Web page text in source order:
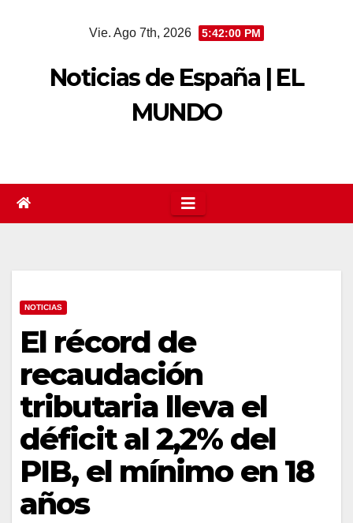
Vie. Ago 7th, 2026 5:42:00 PM
Noticias de España | EL
MUNDO
NOTICIAS
El récord de
recaudación
tributaria lleva el
déficit al 2,2% del
PIB, el mínimo en 18
años